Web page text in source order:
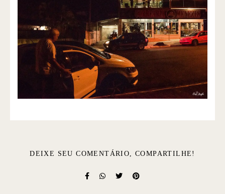
DEIXE SEU COMENTÁRIO, COMPARTILHE!